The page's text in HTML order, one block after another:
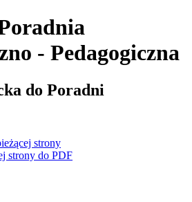
- Pedagogiczna
do Poradni
strony
strony do PDF